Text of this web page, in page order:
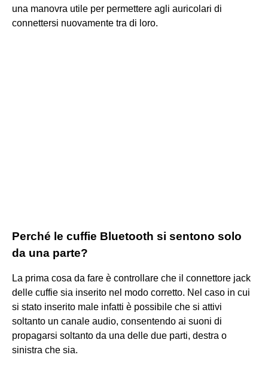
una manovra utile per permettere agli auricolari di
connettersi nuovamente tra di loro.
Perché le cuffie Bluetooth si sentono solo
da una parte?
La prima cosa da fare è controllare che il connettore jack
delle cuffie sia inserito nel modo corretto. Nel caso in cui
si stato inserito male infatti è possibile che si attivi
soltanto un canale audio, consentendo ai suoni di
propagarsi soltanto da una delle due parti, destra o
sinistra che sia.